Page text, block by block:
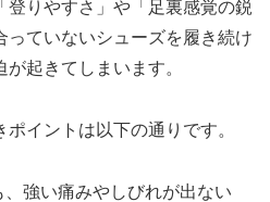
登りやすさ」や「足裏感覚の鋭
っていないシューズを履き続け
起きてしまいます。
イントは以下の通りです。
強い痛みやしびれが出ない